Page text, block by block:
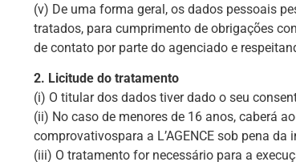
(v) De uma forma geral, os dados pessoais
tratados, para cumprimento de obrigações
de contato por parte do agenciado e
2. Licitude do tratamento
(i) O titular dos dados tiver dado o seu
(ii) No caso de menores de 16 anos, caberá
comprovativospara a L’AGENCE sob pena
(iii) O tratamento for necessário para a